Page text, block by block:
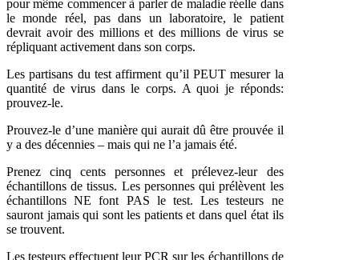
pour même commencer à parler de maladie réelle dans
le monde réel, pas dans un laboratoire, le patient
devrait avoir des millions et des millions de virus se
répliquant activement dans son corps.
Les partisans du test affirment qu’il PEUT mesurer la
quantité de virus dans le corps. A quoi je réponds:
prouvez-le.
Prouvez-le d’une manière qui aurait dû être prouvée il
y a des décennies – mais qui ne l’a jamais été.
Prenez cinq cents personnes et prélevez-leur des
échantillons de tissus. Les personnes qui prélèvent les
échantillons NE font PAS le test. Les testeurs ne
sauront jamais qui sont les patients et dans quel état ils
se trouvent.
Les testeurs effectuent leur PCR sur les échantillons de